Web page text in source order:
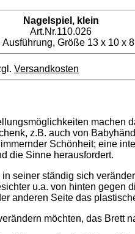
Nagelspiel, klein
Art.Nr.110.026
Ausführung, Größe 13 x 10 x
Versandkosten
machen
z.B. auch von
Schönheit; eine
die Sinne herausfordert.
seiner ständig sich
u.a. von hinten gegen
anderen Seite das
möchten, das Brett